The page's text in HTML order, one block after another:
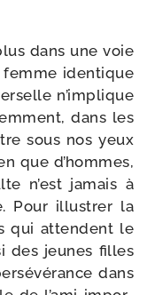
dans une voie
iden­tique
n’im­plique
dans les
sous nos yeux
que d’hommes,
n’est jamais à
Pour illus­trer la
qui attendent le
des jeunes filles
dans